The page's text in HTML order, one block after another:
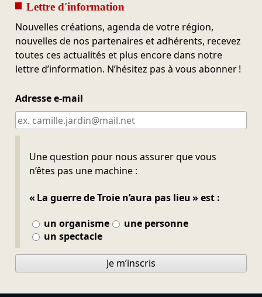
Lettre d'information
Nouvelles créations, agenda de votre région,
nouvelles de nos partenaires et adhérents, recevez
toutes ces actualités et plus encore dans notre
lettre d’information. N’hésitez pas à vous abonner !
Adresse e-mail
Une question pour nous assurer que vous
n’êtes pas une machine :
« La guerre de Troie n’aura pas lieu » est :
un organisme
une personne
un spectacle
Ne pas remplir
Je m’inscris